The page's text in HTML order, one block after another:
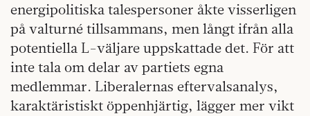
energipolitiska talespersoner åkte visserligen
på valturné tillsammans, men långt ifrån alla
potentiella L-väljare uppskattade det. För att
inte tala om delar av partiets egna
medlemmar. Liberalernas eftervalsanalys,
karaktäristiskt öppenhjärtig, lägger mer vikt